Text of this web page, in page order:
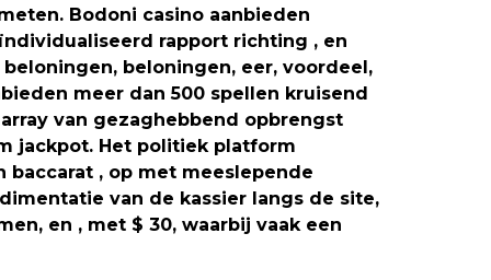
Bodoni casino aanbieden
rapport richting , en
beloningen, eer, voordeel,
meer dan 500 spellen kruisend
van gezaghebbend opbrengst
jackpot. Het politiek platform
, op met meeslepende
van de kassier langs de site,
en , met $ 30, waarbij vaak een